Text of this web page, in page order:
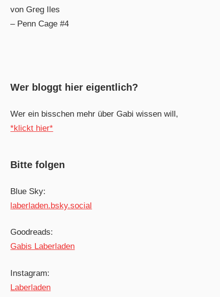
von Greg Iles
– Penn Cage #4
Wer bloggt hier eigentlich?
Wer ein bisschen mehr über Gabi wissen will,
*klickt hier*
Bitte folgen
Blue Sky:
laberladen.bsky.social
Goodreads:
Gabis Laberladen
Instagram:
Laberladen